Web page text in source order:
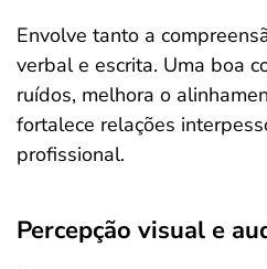
Envolve tanto a
verbal e escrita. Uma boa
ruídos, melhora o
fortalece relações
profissional.
Percepção visual e